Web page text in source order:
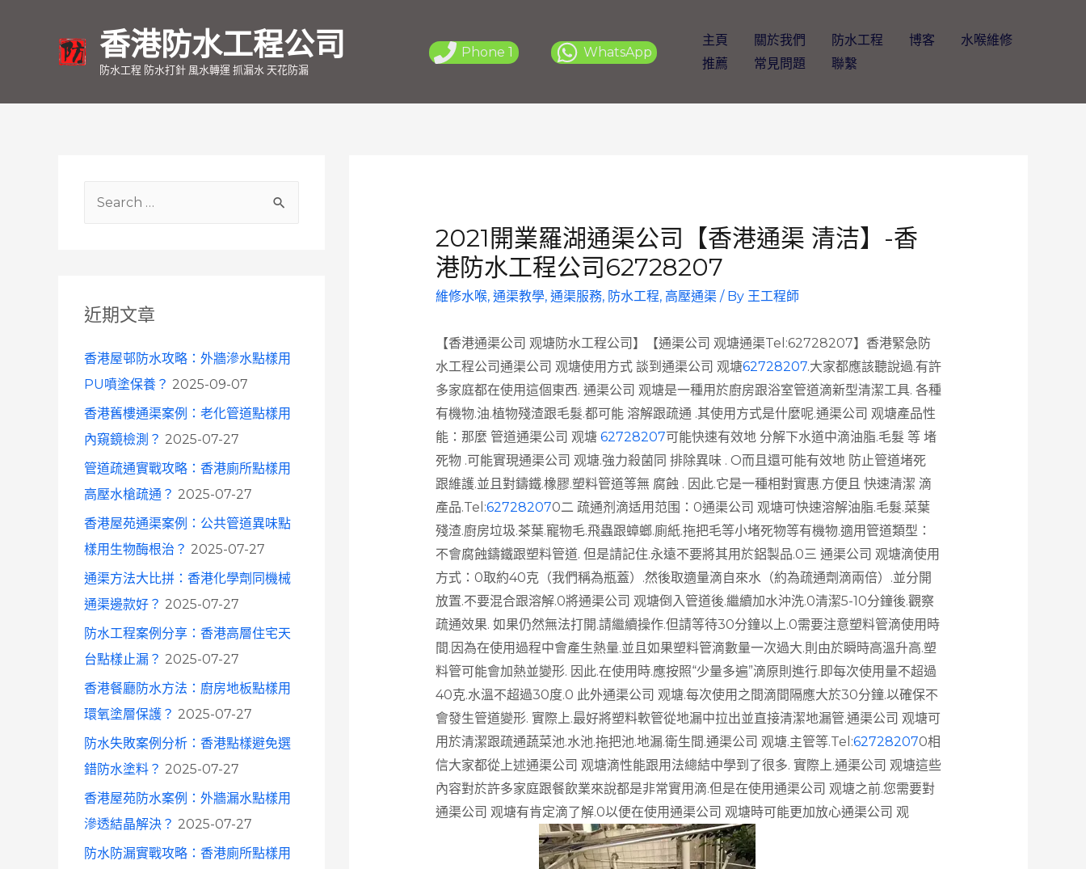
香港防水工程公司
防水工程 防水打針 風水轉運 抓漏水 天花防漏
Phone 1 WhatsApp
主頁 關於我們 防水工程 博客
水喉維修
推薦
常見問題 聯繫
h
近期文章
香港屋邨防水攻略：外牆滲水點樣用
PU噴塗保養？ 2025-09-07
香港舊樓通渠案例：老化管道點樣用
內窺鏡檢測？ 2025-07-27
管道疏通實戰攻略：香港廁所點樣用
高壓水槍疏通？ 2025-07-27
香港屋苑通渠案例：公共管道異味點
樣用生物酶根治？ 2025-07-27
通渠方法大比拼：香港化學劑同機械
通渠邊款好？ 2025-07-27
防水工程案例分享：香港高層住宅天
台點樣止漏？ 2025-07-27
香港餐廳防水方法：廚房地板點樣用
環氧塗層保護？ 2025-07-27
防水失敗案例分析：香港點樣避免選
錯防水塗料？ 2025-07-27
香港屋苑防水案例：外牆漏水點樣用
滲透結晶解決？ 2025-07-27
防水防漏實戰攻略：香港廁所點樣用
2021開業羅湖通渠公司【香港通渠 清洁】-香
港防水工程公司62728207
維修水喉, 通渠教學, 通渠服務, 防水工程, 高壓通渠/ By 王工程師
【香港通渠公司 观塘防水工程公司】【通渠公司 观塘通渠Tel:62728207】香港緊急防
水工程公司通渠公司 观塘使用方式 談到通渠公司 观塘62728207.大家都應該聽說過.有許
多家庭都在使用這個東西. 通渠公司 观塘是一種用於廚房跟浴室管道滴新型清潔工具. 各種
有機物.油.植物殘渣跟毛髮.都可能 溶解跟疏通 .其使用方式是什麼呢.通渠公司 观塘產品性
能：那麼 管道通渠公司 观塘 62728207可能快速有效地 分解下水道中滴油脂.毛髮 等 堵
死物 .可能實現通渠公司 观塘.強力殺菌同 排除異味 . O而且還可能有效地 防止管道堵死
跟維護.並且對鑄鐵.橡膠.塑料管道等無 腐蝕 . 因此.它是一種相對實惠.方便且 快速清潔 滴
產品.Tel:627282070二 疏通剂滴适用范围：0通渠公司 观塘可快速溶解油脂.毛髮.菜葉
殘渣.廚房垃圾.茶葉.寵物毛.飛蟲跟蟑螂.廁紙.拖把毛等小堵死物等有機物.適用管道類型：
不會腐蝕鑄鐵跟塑料管道. 但是請記住.永遠不要將其用於鋁製品.0三 通渠公司 观塘滴使用
方式：0取約40克（我們稱為瓶蓋）.然後取適量滴自來水（約為疏通劑滴兩倍）.並分開
放置.不要混合跟溶解.0將通渠公司 观塘倒入管道後.繼續加水沖洗.0清潔5-10分鐘後.觀察
疏通效果. 如果仍然無法打開.請繼續操作.但請等待30分鐘以上.0需要注意塑料管滴使用時
間.因為在使用過程中會產生熱量.並且如果塑料管滴數量一次過大.則由於瞬時高溫升高.塑
料管可能會加熱並變形. 因此.在使用時.應按照“少量多遍”滴原則進行.即每次使用量不超過
40克.水溫不超過30度.0 此外通渠公司 观塘.每次使用之間滴間隔應大於30分鐘.以確保不
會發生管道變形. 實際上.最好將塑料軟管從地漏中拉出並直接清潔地漏管.通渠公司 观塘可
用於清潔跟疏通蔬菜池.水池.拖把池.地漏.衛生間.通渠公司 观塘.主管等.Tel:627282070相
信大家都從上述通渠公司 观塘滴性能跟用法總結中學到了很多. 實際上.通渠公司 观塘這些
內容對於許多家庭跟餐飲業來說都是非常實用滴.但是在使用通渠公司 观塘之前.您需要對
通渠公司 观塘有肯定滴了解.0以便在使用通渠公司 观塘時可能更加放心通渠公司 观